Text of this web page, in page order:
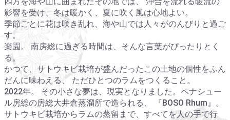
影響を受け、冬は暖かく、夏に吹く風は心地よい。
季節ごとに花は咲き乱れ、海や山では人々がのんびりと過ご
す。
楽園。 南房総に過ぎる時間は、そんな言葉がぴったりとく
る。
かつて、サトウキビ栽培が盛んだったこの土地の個性をふん
だんに味わえる、 ただひとつのラムをつくること。
2022年。 その小さな夢は、現実となりました。ペナシュー
ル房総の房総大井倉蒸溜所で造られる、 『BOSO Rhum』。
サトウキビ栽培からラムの蒸留まで、すべてを人の手で行